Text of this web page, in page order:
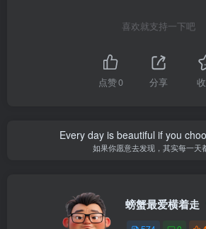
喜欢就支持一下吧
点赞0 分享
Every day is beautiful if you
如果你愿意去发现，其实每一天
螃蟹最爱横着走